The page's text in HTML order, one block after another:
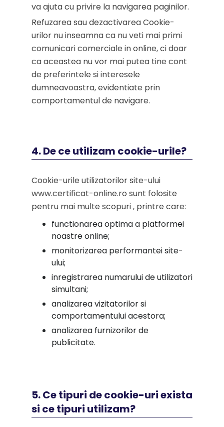
va ajuta cu privire la navigarea paginilor.
Refuzarea sau dezactivarea Cookie-
urilor nu inseamna ca nu veti mai primi
comunicari comerciale in online, ci doar
ca aceastea nu vor mai putea tine cont
de preferintele si interesele
dumneavoastra, evidentiate prin
comportamentul de navigare.
4. De ce utilizam cookie-urile?
Cookie-urile utilizatorilor site-ului
www.certificat-online.ro sunt folosite
pentru mai multe scopuri , printre care:
functionarea optima a platformei
noastre online;
monitorizarea performantei site-
ului;
inregistrarea numarului de utilizatori
simultani;
analizarea vizitatorilor si
comportamentului acestora;
analizarea furnizorilor de
publicitate.
5. Ce tipuri de cookie-uri exista
si ce tipuri utilizam?